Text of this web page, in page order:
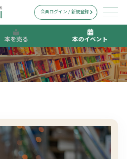
本を売る 本のイベント
会員ログイン / 新規登録